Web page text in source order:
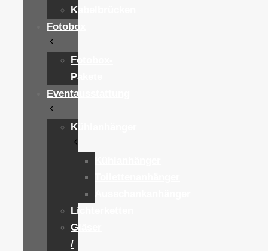
Kabelbrücken
Fotobox
Fotobox-
Pakete
Eventausstattung
Kühlanhänger
Lichterketten
Gläser
/